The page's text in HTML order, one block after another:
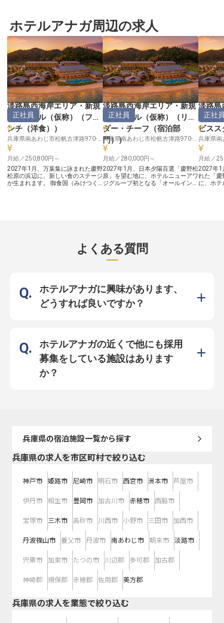
大きな厨房】 宴会場で提供するパ
ーティーや婚礼の料理を、仕込みか
ら調理・盛り付けまで担当いただき
ます。大人数向けの段取りやチーム
での連携を通じて、宴会調理の力を
存分に発揮できます。 【季節ごと
に変わるメニューと、高級食材に触
れる面白さ】 季節ごとにメニュー
が変わり、ホテルならではの高級食
材に触れられます。自分で考えた料
理が採用されるなど、意見を出しな
がら成長できる環境です。 【働く
環境のポイント】 ・月給23万円～
35万円、賞与年2回・昇給年1回 ・
年間休日115日／残業は月平均20時
間程度 ・単身寮あり（月額12,500
円）でU・Iターンも安心 ・健康経
営優良法人6年連続認定、ひょうご
産業SDGsゴールドステージ認証 ・
自社施設利用割引、他施設利用制度
など福利厚生も充実
える厨房】 ブッフェレストランや
ダイニングカフェでは、和洋中にわ
たる幅広いメニューを提供していま
す。定番料理から季節のフェアま
で、ホテルの食材とスケールを活か
した洋食調理に携われます。 【料
理長をはじめ、質問しやすいメリハ
リのある職場】 経験豊富な料理長
や先輩のもとで技術を着実に伸ばせ
る環境です。資格取得の機会もあ
り、取得した資格は手当として給与
に反映されます。 【働く環境のポ
イント】 ・月給23万円～35万円、
賞与年2回・昇給年1回 ・年間休日
115日／残業は月平均20時間程度
・単身寮あり（月額12,500円）で
U・Iターンも安心 ・健康経営優良
法人6年連続認定、ひょうご産業
SDGsゴールドステージ認証 ・自社
施設利用割引、他施設利用制度など
福利厚生も充実
節の献立
まで幅広
な食材と
のなか
【資格が
環境】
給与に
リのある
向かって学
環境のポ
35万円
年間休
間程度
円）でU
営優良
産業
自社施設
など福利
ホテルアナガ周辺の求人
淡路島西海岸エリア・新規
開業ホテル（仮称）
（フレ
ンチ（洋食）
）
正社員
月給／250,800円～
2027年1月、万葉集に詠まれた慶野
松原の浜辺に、新しい食のステージ
が生まれます。 御食国（みけつく
ゆくまで楽しんでいただく「オール
インクルーシブ」の宿。その滞在を
チ、ティータイム、ディナー、そし
てバータイムまで、時間の移り変わ
りとともに異なる表情を見せるダイ
ニング。決まりきったコース料理だ
る】 舞台は、万葉集に詠まれた瀬
戸内海と、目の前に広がる約2.5km
の白砂青松「慶野松原」。 現在、
地元の伝統産業・農漁業と連携した
体験プログラムも計画されており、
当ホテルの料理人は、食を通じて淡
年1回(6月) ・島外出身者用社宅あ
り(月額15,000円〜) ・奨学金返済
で約90分と都会までもアクセスし
やすい ・西日本20施設・売上約
206億円・従業員1,894名のグルー
プ基盤
淡路島西海岸エリア・新規
開業ホテル（仮称）
（ リー
ダー・チーフ（宿泊部
門））
正社員
月給／280,000円～
2027年1月、日本夕陽百選「慶野松
原」を望む地に、ホテルニューアワ
ジグループ初となる「オールインク
ービスの経験を活かし、現場の中心
となってお客様をお迎えするのはも
ちろん、開業に向けてサービスの仕
作成やチームづくりも、あなたの大
切な仕事になります。 【「過ごし
方の提案」を、チームで届ける】
ベル、フロント、地産地消ダイニン
泉やビーチサイドプール、目の前に
広がる約2.5kmの白砂青松を舞台
に、ウェルネスステイの体験づくり
を先頭に立って形にします。 【働
淡路島
開業
ビスス
正社員
月給／
2027年1
れた「慶
に、ホテ
アクティ
内、お
定せず、
・奨学金
万円) ・
よくある質問
ホテルアナガに興味があります、
どうすれば良いですか？
ホテルアナガの近くで他にも採用
募集をしている施設はあります
か？
兵庫県の宿泊施設一覧から探す
兵庫県の求人を市区町村で絞り込む
神戸市 姫路市 尼崎市 明石市 西宮市 洲本市 芦屋市
伊丹市 相生市 豊岡市 加古川市 赤穂市 西脇市
宝塚市 三木市 高砂市 川西市 小野市 三田市 加西市
丹波篠山市 養父市 丹波市 南あわじ市 朝来市 淡路市
宍粟市 加東市 たつの市 川辺郡 多可郡 加古郡
神崎郡 揖保郡 赤穂郡 佐用郡 美方郡
兵庫県の求人を業態で絞り込む